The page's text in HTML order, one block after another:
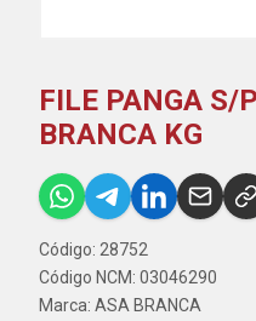
FILE PANGA S/
BRANCA KG
Código: 28752
Código NCM: 03046290
Marca: ASA BRANCA